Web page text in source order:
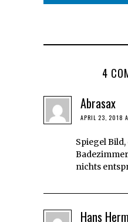
4
Abrasax
APRIL 23, 2018
Spiegel
nichts
Hans